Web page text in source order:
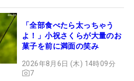
「全部食べたら太っちゃう
よ！」小祝さくらが大量のお
菓子を前に満面の笑み
2026年8月6日 (木) 14時09分
7